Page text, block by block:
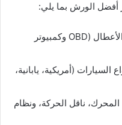
أفضل الورش بما يلي:
✅ استخدام أحدث أجهزة فحص الأعطال (OBD وكمبيوتر
(أمريكية، يابانية،
المحرك، ناقل الحركة، ونظام